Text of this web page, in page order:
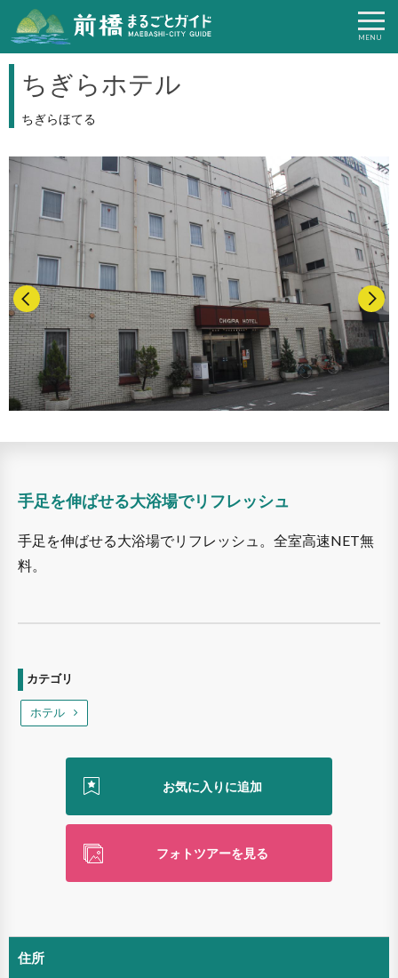
ちぎらホテル
ちぎらほてる
手足を伸ばせる大浴場でリフレッシュ
手足を伸ばせる大浴場でリフレッシュ。全室高速NET無
料。
カテゴリ
ホテル
フォトツアーを見る
住所